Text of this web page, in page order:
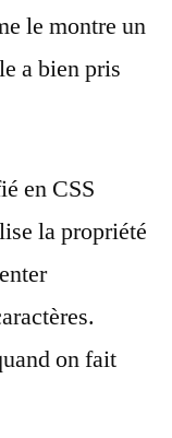
le montre un
a bien pris
en CSS
la propriété
on fait